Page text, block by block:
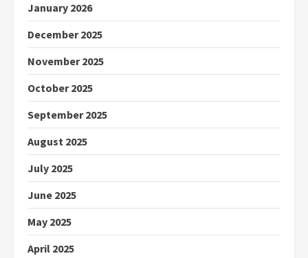
January 2026
December 2025
November 2025
October 2025
September 2025
August 2025
July 2025
June 2025
May 2025
April 2025